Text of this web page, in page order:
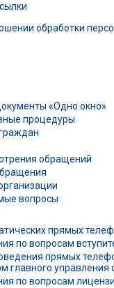
обработки
«Одно окно»
процедуры
обращений
вопросы
прямых
по вопросам
прямых
главного управления
по вопросам